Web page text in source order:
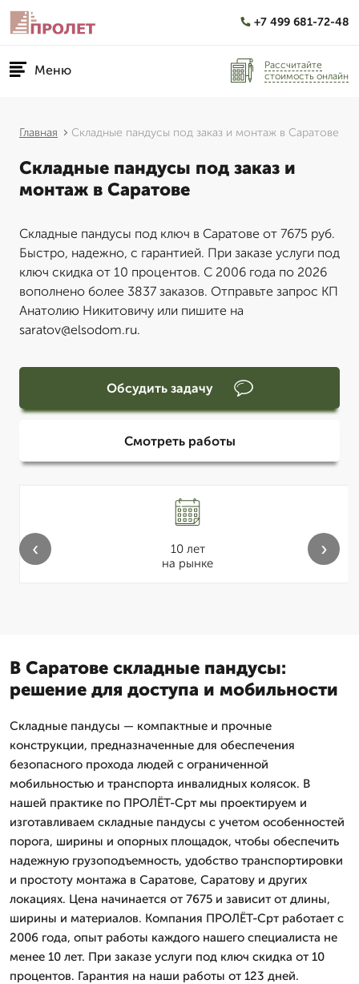
+7 499 681-72-48
Меню
Рассчитайте
стоимость онлайн
Главная Складные пандусы под заказ и монтаж в Саратове
Складные пандусы под заказ и
монтаж в Саратове
Складные пандусы под ключ в Саратове от 7675 руб.
Быстро, надежно, с гарантией. При заказе услуги под
ключ скидка от 10 процентов. С 2006 года по 2026
вополнено более 3837 заказов. Отправьте запрос КП
Анатолию Никитовичу или пишите на
saratov@elsodom.ru.
Обсудить задачу
Смотреть работы
10 лет
на рынке
‹ ›
В Саратове складные пандусы:
решение для доступа и мобильности
Складные пандусы — компактные и прочные
конструкции, предназначенные для обеспечения
безопасного прохода людей с ограниченной
мобильностью и транспорта инвалидных колясок. В
нашей практике по ПРОЛЁТ-Срт мы проектируем и
изготавливаем складные пандусы с учетом особенностей
порога, ширины и опорных площадок, чтобы обеспечить
надежную грузоподъемность, удобство транспортировки
и простоту монтажа в Саратове, Саратову и других
локациях. Цена начинается от 7675 и зависит от длины,
ширины и материалов. Компания ПРОЛЁТ-Срт работает с
2006 года, опыт работы каждого нашего специалиста не
менее 10 лет. При заказе услуги под ключ скидка от 10
процентов. Гарантия на наши работы от 123 дней.